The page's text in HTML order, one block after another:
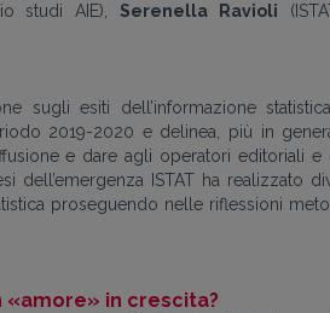
studi AIE), Serenella Ravioli
sugli esiti dell’informazione
2019-2020 e delinea, più in
e dare agli operatori editoriali
dell’emergenza ISTAT ha realizzato
proseguendo nelle riflessioni
«amore» in crescita?